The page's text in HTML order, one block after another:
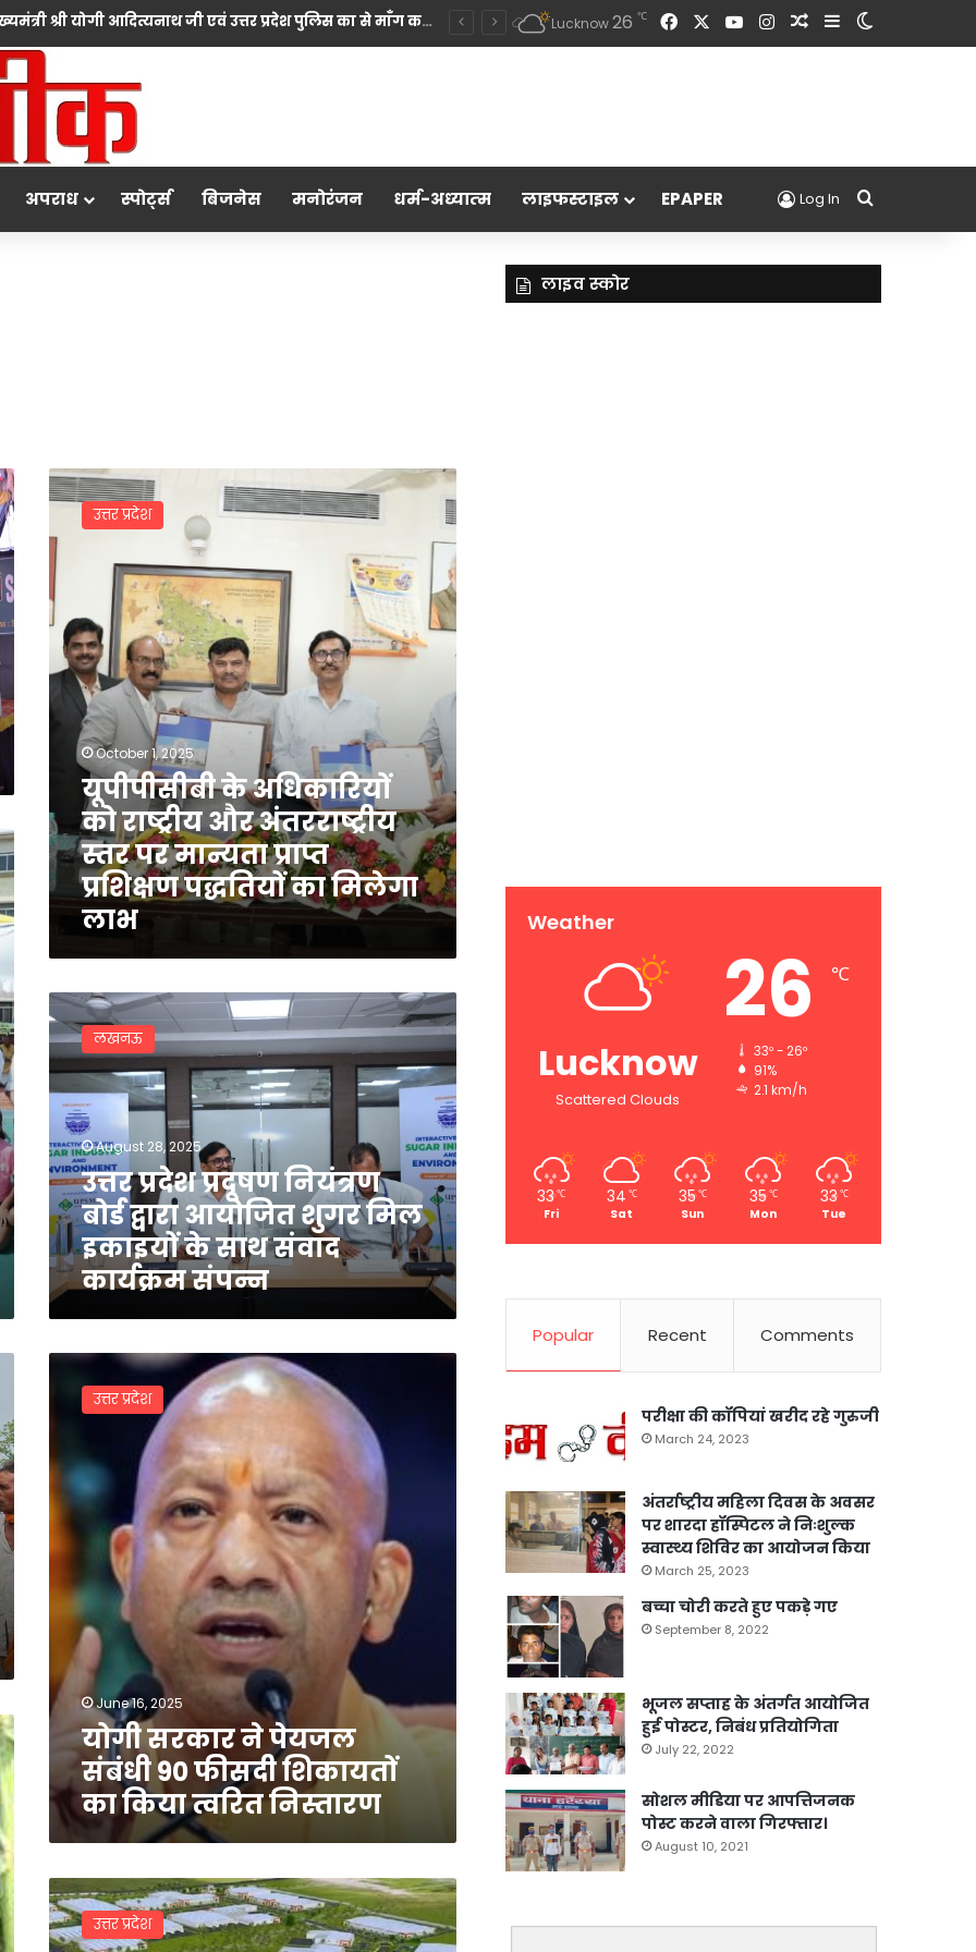
*10 महीने की बच्ची की मां पंखुड़ी श्रीवास्तव बनीं Mrs. मिसेज़ वर्ल्ड इंटरनेशनल 2026 की फर्स्ट रनर-अप, मां बनना सपनों का अंत नहीं शुरुआत है का दिया संदेश* Lucknow26 ℃ FacebookYouTubeInstagram
Random Article
Sidebar
अपराध स्पोर्ट्स बिजनेस मनोरंजन धर्म-अध्‍यात्‍म लाइफस्टाइल EPAPER Log In Search for
यूपीपीसीबी
के
अधिकारियों
को
राष्ट्रीय
और
अंतरराष्ट्रीय
स्तर
पर
मान्यता
प्राप्त
प्रशिक्षण
पद्धतियों
मिलेगा
लाभ
उत्तर प्रदेश
October 1, 2025
यूपीपीसीबी के अधिकारियों
को राष्ट्रीय और अंतरराष्ट्रीय
स्तर पर मान्यता प्राप्त
प्रशिक्षण पद्धतियों का मिलेगा
लाभ
उत्तर
प्रदेश
प्रदूषण
नियंत्रण
बोर्ड
द्वारा
आयोजित
शुगर
मिल
इकाइयों
के
साथ
संवाद
कार्यक्रम
संपन्न
लखनऊ
August 28, 2025
उत्तर प्रदेश प्रदूषण नियंत्रण
बोर्ड द्वारा आयोजित शुगर मिल
इकाइयों के साथ संवाद
कार्यक्रम संपन्न
योगी
सरकार
संबंधी
फीसदी
शिकायतों
त्वरित
निस्तारण
उत्तर प्रदेश
June 16, 2025
योगी सरकार ने पेयजल
संबंधी 90 फीसदी शिकायतों
का किया त्वरित निस्तारण
गोरखपुर
लिंक
एक्सप्रेसवेउत्तर प्रदेश
लाइव स्कोर
Weather
Lucknow
Scattered Clouds
26 ℃
33º - 26º
91%
2.1 km/h
33℃
Fri
34 ℃
Sat
35 ℃
Sun
35 ℃
Mon
33 ℃
Tue
Popular Recent Comments
परीक्षा की कॉपियां खरीद रहे गुरुजी
March 24, 2023
अंतर्राष्ट्रीय महिला दिवस के अवसर
पर शारदा हॉस्पिटल ने निःशुल्क
स्वास्थ्य शिविर का आयोजन किया
March 25, 2023
बच्चा चोरी करते हुए पकड़े गए
September 8, 2022
भूजल सप्ताह के अंतर्गत आयोजित
हुई पोस्टर, निबंध प्रतियोगिता
July 22, 2022
सोशल मीडिया पर आपत्तिजनक
पोस्ट करने वाला गिरफ्तार।
August 10, 2021